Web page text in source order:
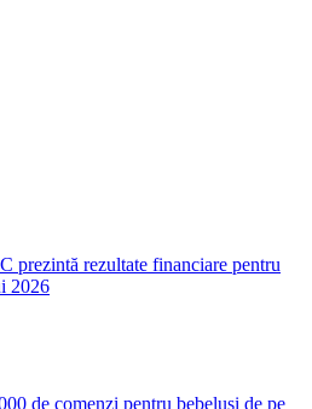
prezintă rezultate financiare pentru
2026
de comenzi pentru bebeluși de pe